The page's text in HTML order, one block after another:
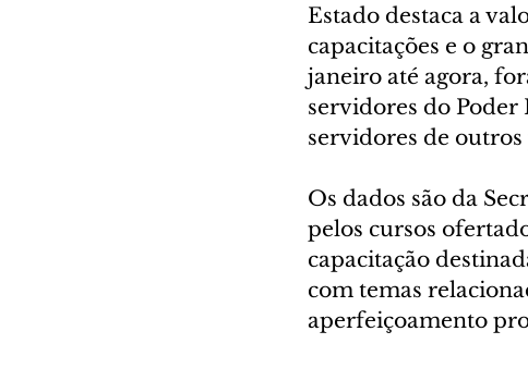
Estado destaca a
capacitações e o
janeiro até agora,
servidores do Poder
servidores de
Os dados são da
pelos cursos
capacitação
com temas
aperfeiçoamento